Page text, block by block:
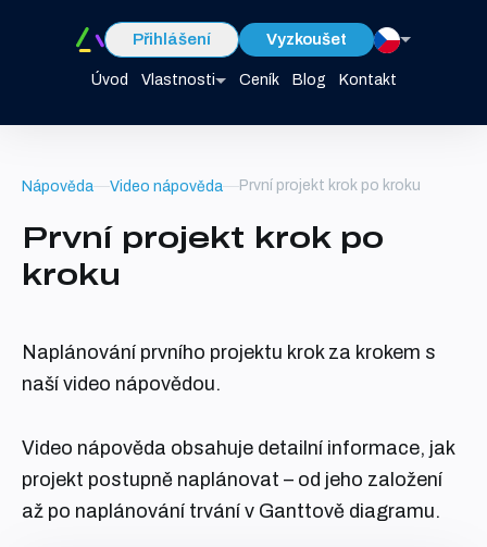
Úvod Vlastnosti Ceník Blog Kontakt
Přihlášení Vyzkoušet
Nápověda Video nápověda První projekt krok po kroku
První projekt krok po
kroku
Naplánování prvního projektu krok za krokem s
naší video nápovědou.
Video nápověda obsahuje detailní informace, jak
projekt postupně naplánovat – od jeho založení
až po naplánování trvání v Ganttově diagramu.